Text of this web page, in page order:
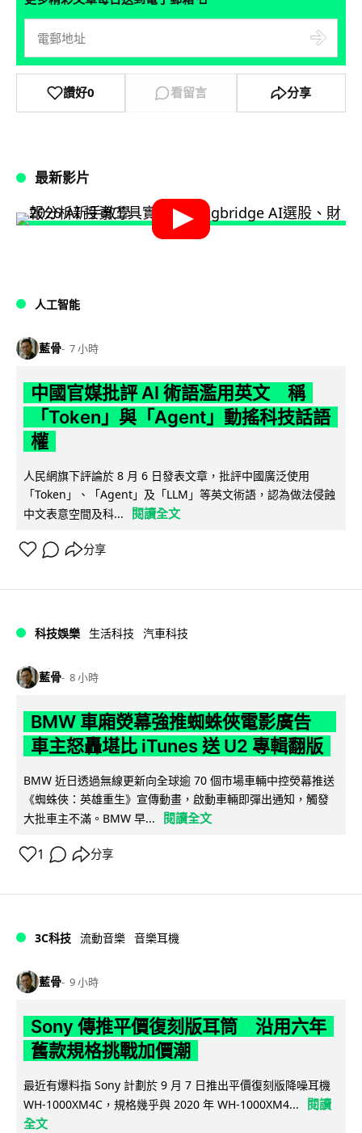
讚好0 看留言 分享
最新影片
人工智能
藍骨 7 小時
中國官媒批評 AI 術語濫用英文 稱
「Token」與「Agent」動搖科技話語
權
人民網旗下評論於 8 月 6 日發表文章，批評中國廣泛使用
「Token」、「Agent」及「LLM」等英文術語，認為做法侵蝕
中文表意空間及科...
閱讀全文
分享
科技娛樂 生活科技 汽車科技
藍骨 8 小時
BMW 車廂熒幕強推蜘蛛俠電影廣告
車主怒轟堪比 iTunes 送 U2 專輯翻版
BMW 近日透過無線更新向全球逾 70 個市場車輛中控熒幕推送
《蜘蛛俠：英雄重生》宣傳動畫，啟動車輛即彈出通知，觸發
大批車主不滿。BMW 早...
閱讀全文
1 分享
3C科技 流動音樂 音樂耳機
藍骨 9 小時
Sony 傳推平價復刻版耳筒 沿用六年
舊款規格挑戰加價潮
最近有爆料指 Sony 計劃於 9 月 7 日推出平價復刻版降噪耳機
WH-1000XM4C，規格幾乎與 2020 年 WH-1000XM4...
閱讀
全文